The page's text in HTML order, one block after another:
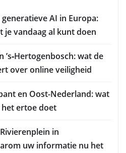
AI in Europa:
je vandaag al kunt doen
’s‑Hertogenbosch: wat de
over online veiligheid
en Oost-Nederland: wat
ertoe doet
in
uw informatie nu het